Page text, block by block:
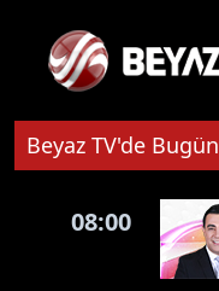
Beyaz TV'de Bugün
08:00